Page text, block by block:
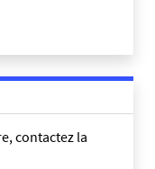
contactez la